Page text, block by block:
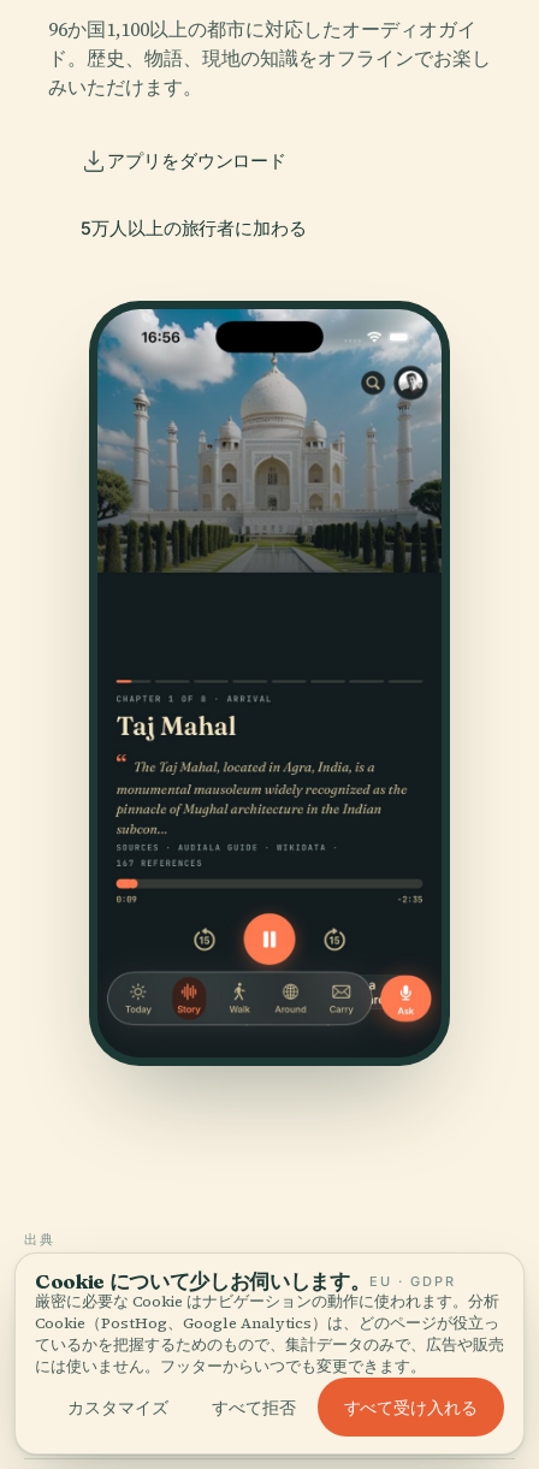
96か国1,100以上の都市に対応したオーディオガイ
ド。歴史、物語、現地の知識をオフラインでお楽し
みいただけます。
アプリをダウンロード
5万人以上の旅行者に加わる
出典
確かめて、お見せする。
歴史的記録、建築アーカイブ、そして地元の知見をもとに、
Audiala編集チームが調査・執筆しました。
最終レビュー： April 2026
Cookie について少しお伺いします。 EU · GDPR
厳密に必要な Cookie はナビゲーションの動作に使われます。分析
Cookie（PostHog、Google Analytics）は、どのページが役立っ
ているかを把握するためのもので、集計データのみで、広告や販売
には使いません。フッターからいつでも変更できます。
カスタマイズ すべて拒否 すべて受け入れる